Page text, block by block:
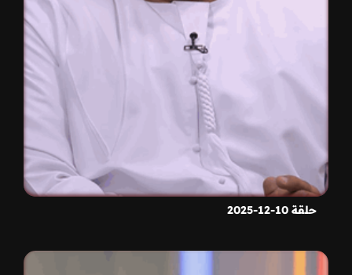
حلقة 10-12-2025